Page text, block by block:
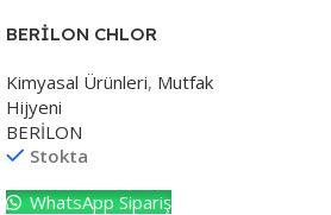
BERİLON CHLOR
Kimyasal Ürünleri, Mutfak
Hijyeni
BERİLON
Stokta
WhatsApp Sipariş